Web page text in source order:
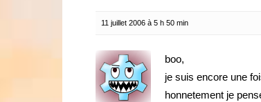
11 juillet 2006 à 5 h 50 min
boo,
je suis encore une
honnetement je